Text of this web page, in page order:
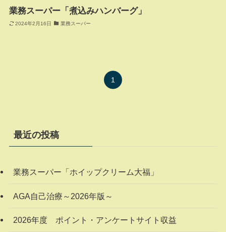
業務スーパー「煮込みハンバーグ」
2024年2月16日 業務スーパー
1
最近の投稿
業務スーパー「ホイップクリーム大福」
AGA自己治療～2026年版～
2026年度 ポイント・アンケートサイト収益